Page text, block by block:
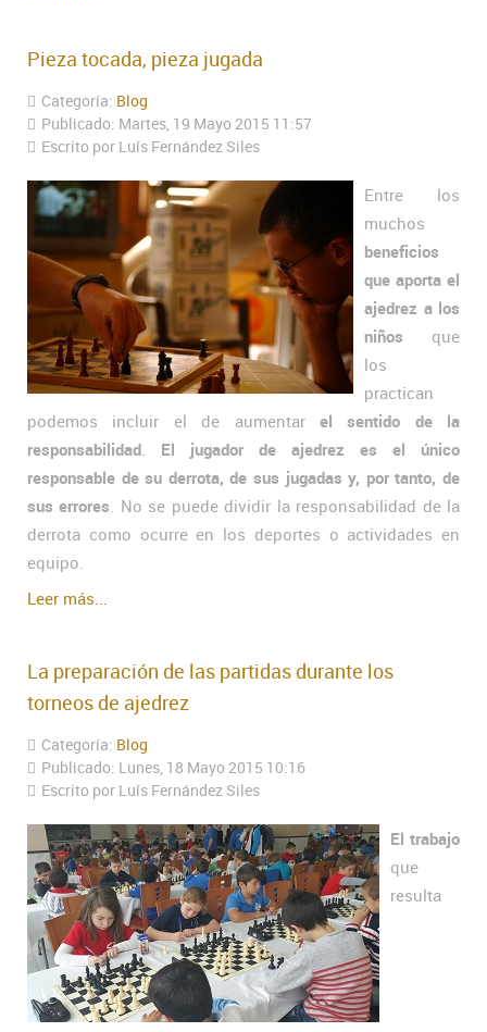
Pieza tocada, pieza jugada
Categoría: Blog
Publicado: Martes, 19 Mayo 2015 11:57
Escrito por Luís Fernández Siles
Entre los
muchos
beneficios
que aporta el
ajedrez a los
niños que
los
practican
podemos incluir el de aumentar el sentido de la
responsabilidad
El jugador de ajedrez es el único
responsable de su derrota, de sus jugadas y, por tanto, de
sus errores . No se puede dividir la responsabilidad de la
derrota como ocurre en los deportes o actividades en
equipo.
Leer más...
La preparación de las partidas durante los
torneos de ajedrez
Categoría: Blog
Publicado: Lunes, 18 Mayo 2015 10:16
Escrito por Luís Fernández Siles
El trabajo
que
resulta